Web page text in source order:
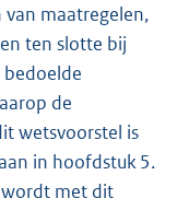
maatregelen,
ten slotte bij
de
wetsvoorstel is
in hoofdstuk 5.
wordt met dit